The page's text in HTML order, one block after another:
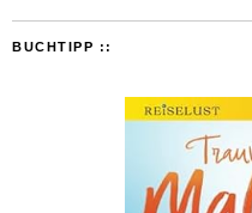
BUCHTIPP ::